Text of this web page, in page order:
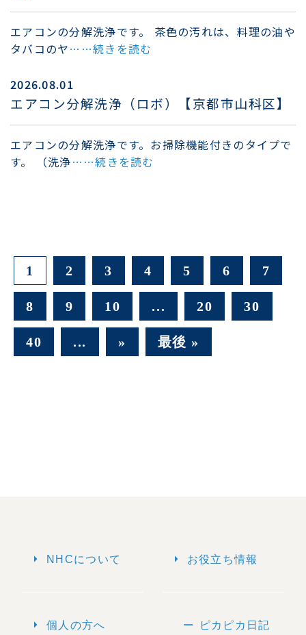
エアコンの分解洗浄です。 茶色の汚れは、料理の油や
タバコのヤ……続きを読む
2026.08.01
エアコン分解洗浄（ロボ）【京都市山科区】
エアコンの分解洗浄です。お掃除機能付きのタイプで
す。 （洗浄……続きを読む
1 2 3 4 5 6 7
8 9 10 ... 20 30
40 ... » 最後 »
arrow_right NHCについて
arrow_right 個人の方へ
arrow_right お役立ち情報
remove ピカピカ日記